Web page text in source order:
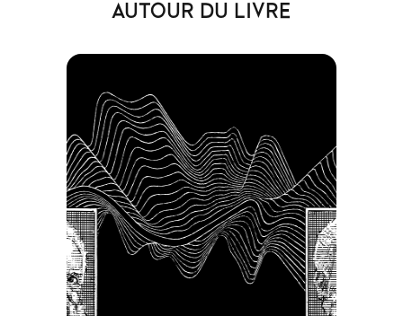
AUTOUR DU LIVRE